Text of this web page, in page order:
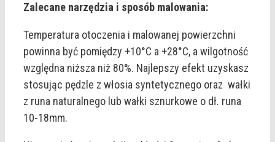
Zalecane narzędzia i sposób malowania:
Temperatura otoczenia i malowanej powierzchni
powinna być pomiędzy +10°C a +28°C, a wilgotność
względna niższa niż 80%. Najlepszy efekt uzyskasz
stosując pędzle z włosia syntetycznego oraz wałki
z runa naturalnego lub wałki sznurkowe o dł. runa
10-18mm.